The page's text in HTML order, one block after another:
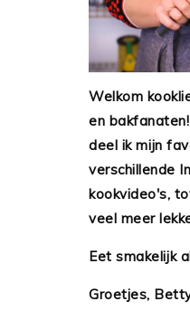
Welkom
en
deel ik mijn
verschillende
kookvideo's,
veel meer
Eet smakelijk
Groetjes,